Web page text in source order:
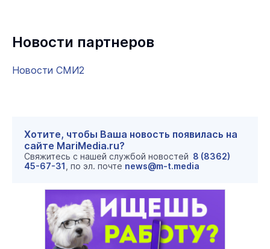
Новости партнеров
Новости СМИ2
Хотите, чтобы Ваша новость появилась на
сайте MariMedia.ru?
Свяжитесь с нашей службой новостей 8 (8362)
45-67-31 , по эл. почте news@m-t.media